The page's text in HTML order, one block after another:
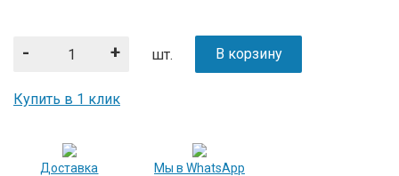
+
- шт. В корзину
Купить в 1 клик
Доставка Мы в WhatsApp